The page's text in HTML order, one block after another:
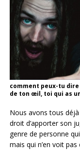
comment peux-tu
de ton œil, toi qui as
Nous avons tous
droit d’apporter son
genre de personne
mais qui n’en voit